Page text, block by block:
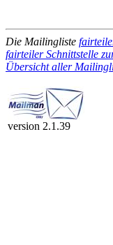
Die Mailingliste
fairteiler Schnittstelle
Übersicht aller
version 2.1.39